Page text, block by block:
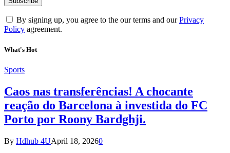
By signing up, you agree to the our terms and ourPrivacy
Policy agreement.
What's Hot
Sports
Caos nas transferências! A chocante
reação do Barcelona à investida do FC
Porto por Roony Bardghji.
By Hdhub 4UApril 18, 20260